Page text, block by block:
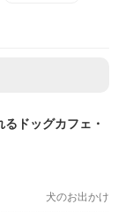
ドッグカフェ・
犬のお出かけ